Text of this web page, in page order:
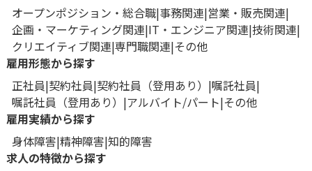
オープンポジション・総合職 事務関連 営業・販売関連
企画・マーケティング関連 IT・エンジニア関連 技術関連
クリエイティブ関連 専門職関連 その他
雇用形態から探す
正社員 契約社員 契約社員（登用あり）
嘱託社員
嘱託社員（登用あり）
アルバイト/パート その他
雇用実績から探す
身体障害 精神障害 知的障害
求人の特徴から探す